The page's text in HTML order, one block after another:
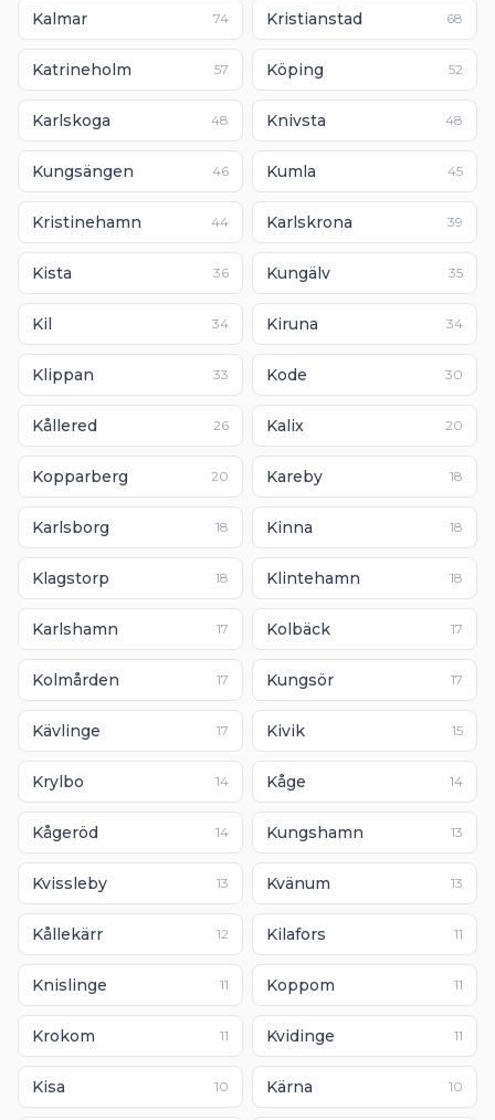
Kalmar 74 Kristianstad 68
Katrineholm 57 Köping 52
Karlskoga 48 Knivsta 48
Kungsängen 46 Kumla 45
Kristinehamn 44 Karlskrona 39
Kista 36 Kungälv 35
Kil 34 Kiruna 34
Klippan 33 Kode 30
Kållered 26 Kalix 20
Kopparberg 20 Kareby 18
Karlsborg 18 Kinna 18
Klagstorp 18 Klintehamn 18
Karlshamn 17 Kolbäck 17
Kolmården 17 Kungsör 17
Kävlinge 17 Kivik 15
Krylbo 14 Kåge 14
Kågeröd 14 Kungshamn 13
Kvissleby 13 Kvänum 13
Kållekärr 12 Kilafors 11
Knislinge 11 Koppom 11
Krokom 11 Kvidinge 11
Kisa 10 Kärna 10